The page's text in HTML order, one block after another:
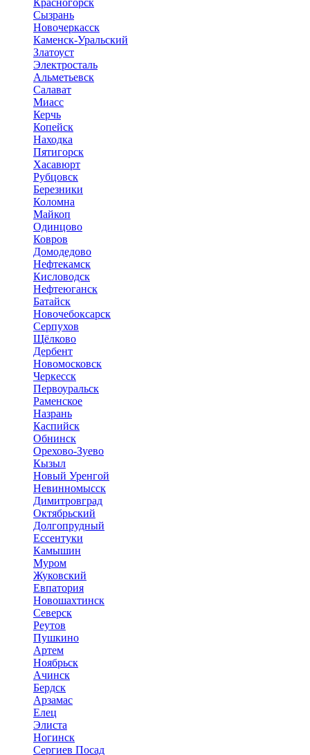
Красногорск
Сызрань
Новочеркасск
Каменск-Уральский
Златоуст
Электросталь
Альметьевск
Салават
Миасс
Керчь
Копейск
Находка
Пятигорск
Хасавюрт
Рубцовск
Березники
Коломна
Майкоп
Одинцово
Ковров
Домодедово
Нефтекамск
Кисловодск
Нефтеюганск
Батайск
Новочебоксарск
Серпухов
Щёлково
Дербент
Новомосковск
Черкесск
Первоуральск
Раменское
Назрань
Каспийск
Обнинск
Орехово-Зуево
Кызыл
Новый Уренгой
Невинномысск
Димитровград
Октябрьский
Долгопрудный
Ессентуки
Камышин
Муром
Жуковский
Евпатория
Новошахтинск
Северск
Реутов
Пушкино
Артем
Ноябрьск
Ачинск
Бердск
Арзамас
Елец
Элиста
Ногинск
Сергиев Посад